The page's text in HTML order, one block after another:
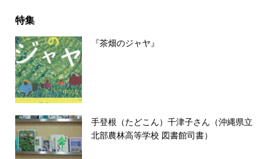
特集
『茶畑のジャヤ』
手登根（たどこん）千津子さん（沖縄県立
北部農林高等学校 図書館司書）